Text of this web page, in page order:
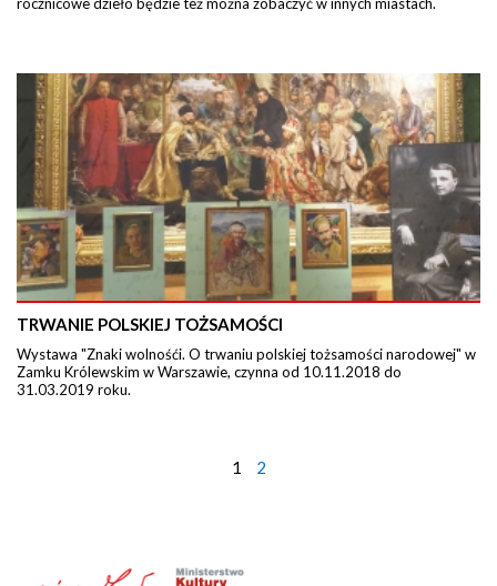
TRWANIE POLSKIEJ TOŻSAMOŚCI
Wystawa "Znaki wolnośći. O trwaniu polskiej tożsamości narodowej" w
Zamku Królewskim w Warszawie, czynna od 10.11.2018 do
31.03.2019 roku.
1 2